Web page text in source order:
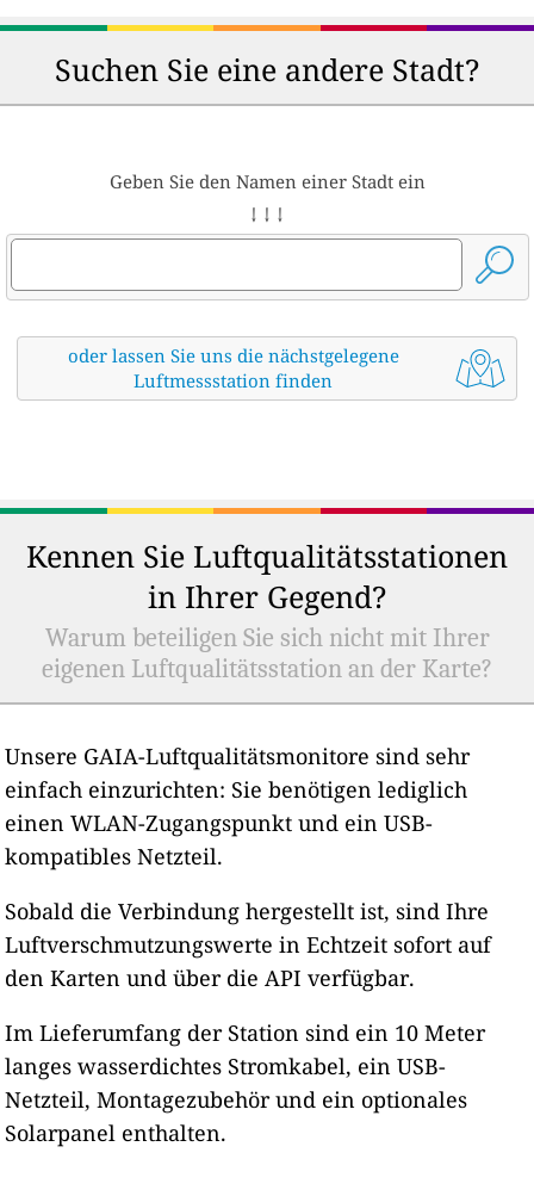
Suchen Sie eine andere Stadt?
Geben Sie den Namen einer Stadt ein
↓ ↓ ↓
oder lassen Sie uns die nächstgelegene
Luftmessstation finden
Kennen Sie Luftqualitätsstationen
in Ihrer Gegend?
Warum beteiligen Sie sich nicht mit Ihrer
eigenen Luftqualitätsstation an der Karte?
Unsere GAIA-Luftqualitätsmonitore sind sehr
einfach einzurichten: Sie benötigen lediglich
einen WLAN-Zugangspunkt und ein USB-
kompatibles Netzteil.
Sobald die Verbindung hergestellt ist, sind Ihre
Luftverschmutzungswerte in Echtzeit sofort auf
den Karten und über die API verfügbar.
Im Lieferumfang der Station sind ein 10 Meter
langes wasserdichtes Stromkabel, ein USB-
Netzteil, Montagezubehör und ein optionales
Solarpanel enthalten.